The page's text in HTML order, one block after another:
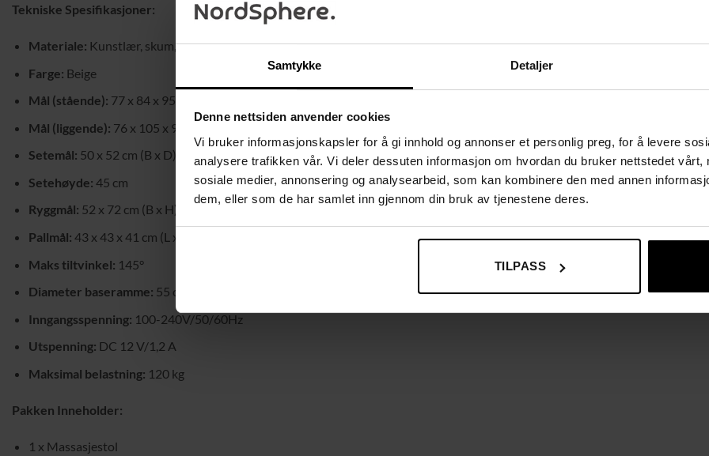
Samtykke Detaljer
Denne nettsiden anvender cookies
Vi bruker informasjonskapsler for å gi innhold og annonser et personlig preg, for å levere
analysere trafikken vår. Vi deler dessuten informasjon om hvordan du bruker nettstedet vårt,
sosiale medier, annonsering og analysearbeid, som kan kombinere den med annen
dem, eller som de har samlet inn gjennom din bruk av tjenestene deres.
TILPASS
Tekniske Spesifikasjoner:
Materiale: Kunstlær, skum, stål
Farge: Beige
Mål (stående): 77 x 84 x 95 cm (B x D x H)
Mål (liggende): 76 x 105 x 90 cm (B x D x H)
Setemål: 50 x 52 cm (B x D)
Setehøyde: 45 cm
Ryggmål: 52 x 72 cm (B x H)
Pallmål: 43 x 43 x 41 cm (L x B x H)
Maks tiltvinkel: 145°
Diameter baseramme: 55 cm (stol), 40 cm (pall)
Inngangsspenning: 100-240V/50/60Hz
Utspenning: DC 12 V/1,2 A
Maksimal belastning: 120 kg
Pakken Inneholder:
1 x Massasjestol